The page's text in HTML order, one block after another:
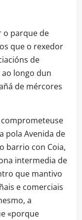
o parque de
que o rexedor
de
longo dun
de mércores
comprometeuse
pola Avenida de
barrio con Coia,
intermedia de
que mantivo
e comerciais
a
«porque